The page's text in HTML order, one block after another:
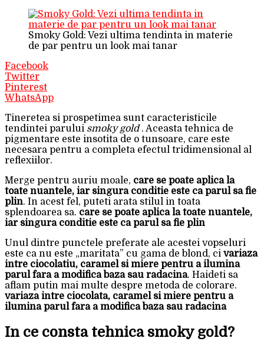
Smoky Gold: Vezi ultima tendinta in materie
de par pentru un look mai tanar
Facebook
Twitter
Pinterest
WhatsApp
Tineretea si prospetimea sunt caracteristicile
tendintei parului smoky gold. Aceasta tehnica de
pigmentare este insotita de o tunsoare, care este
necesara pentru a completa efectul tridimensional al
reflexiilor.
Merge pentru auriu moale, care se poate aplica la
toate nuantele, iar singura conditie este ca parul sa fie
plin. In acest fel, puteti arata stilul in toata
splendoarea sa. care se poate aplica la toate nuantele,
iar singura conditie este ca parul sa fie plin
Unul dintre punctele preferate ale acestei vopseluri
este ca nu este „maritata” cu gama de blond, ci variaza
intre ciocolatiu, caramel si miere pentru a ilumina
parul fara a modifica baza sau radacina. Haideti sa
aflam putin mai multe despre metoda de colorare.
variaza intre ciocolata, caramel si miere pentru a
ilumina parul fara a modifica baza sau radacina
In ce consta tehnica smoky gold?